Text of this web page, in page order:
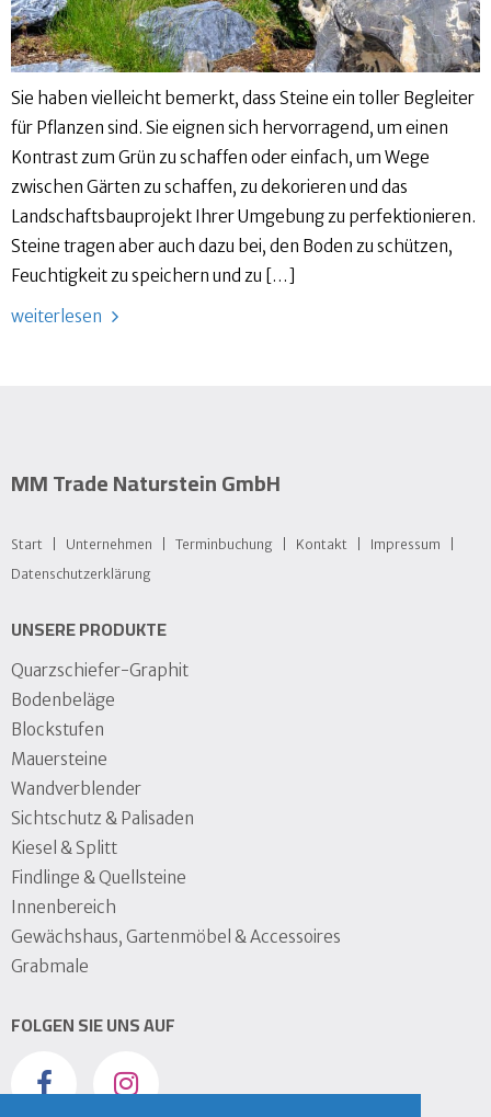
Sie haben vielleicht bemerkt, dass Steine ​​ein toller Begleiter
für Pflanzen sind. Sie eignen sich hervorragend, um einen
Kontrast zum Grün zu schaffen oder einfach, um Wege
zwischen Gärten zu schaffen, zu dekorieren und das
Landschaftsbauprojekt Ihrer Umgebung zu perfektionieren.
Steine ​​tragen aber auch dazu bei, den Boden zu schützen,
Feuchtigkeit zu speichern und zu […]
weiterlesen
MM Trade Naturstein GmbH
Start Unternehmen Terminbuchung Kontakt
Impressum
Datens­chutz­erklärung
UNSERE PRODUKTE
Quarzschiefer-Graphit
Bodenbeläge
Blockstufen
Mauersteine
Wandverblender
Sichtschutz & Palisaden
Kiesel & Splitt
Findlinge & Quellsteine
Innenbereich
Gewächshaus, Gartenmöbel & Accessoires
Grabmale
FOLGEN SIE UNS AUF